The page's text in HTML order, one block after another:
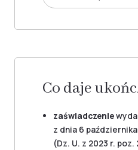
Co daje
zaświadczenie
z dnia 6
(Dz. U. z 2023 r. poz.